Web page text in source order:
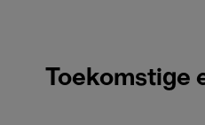
Toekomstige